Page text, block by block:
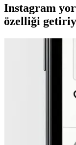
Instagram
özelliği